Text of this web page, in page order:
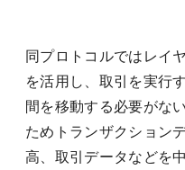
同プロトコルではレイ
を活用し、取引を実行
間を移動する必要がな
ためトランザクション
高、取引データなどを